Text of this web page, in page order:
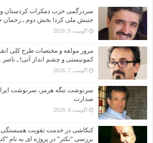
سردرگمی حزب دمکرات کردستان و
جنبش ملی کرد! بخش دوم ـ رحمان
آگوست 9, 2026
مرور مولفه و مختصات طرح کلی
کمونیستی و چشم انداز آتی! ـ ناصر
آگوست 7, 2026
سرنوشت تنگه هرمز، سرنوشت ایران
صدارت
آگوست 6, 2026
کنکاشی در خدمت تقویت